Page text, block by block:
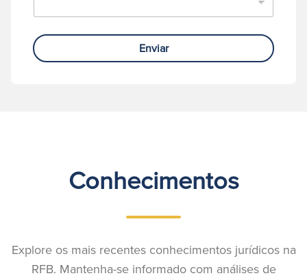
Enviar
Conhecimentos
Explore os mais recentes conhecimentos jurídicos na
RFB. Mantenha-se informado com análises de